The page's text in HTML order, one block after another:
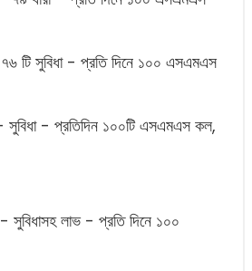
টি সুবিধা - প্রতি দিনে ১০০ এসএমএস
- প্রতিদিন ১০০টি এসএমএস কল,
লাভ - প্রতি দিনে ১০০